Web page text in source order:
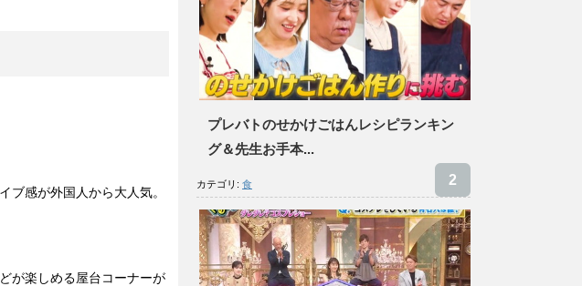
ブ感が外国人から大人気。
が楽しめる屋台コーナーが
プレバトのせかけごはんレシピランキン
グ＆先生お手本...
カテゴリ: 食